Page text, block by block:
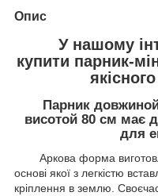
Опис
У нашому
купити парник-
Парник довжиной
висотой 80 см має
для
Аркова форма
основі якої з легкістю
кріплення в землю.